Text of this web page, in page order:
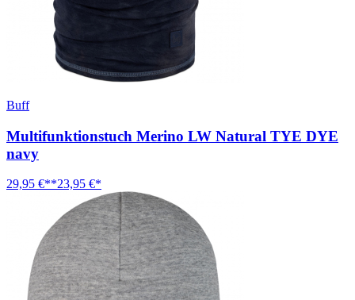
Buff
Multifunktionstuch Merino LW Natural TYE DYE
navy
29,95 €**23,95 €*